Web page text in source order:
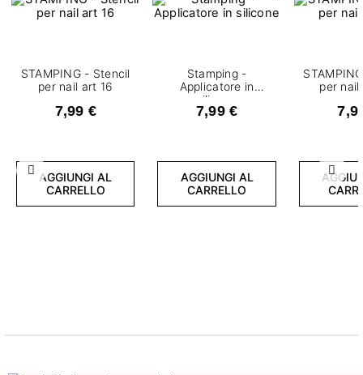
Precedente
STAMPING - Stencil
per nail art 16
7,99 €
AGGIUNGI AL
CARRELLO
Stamping -
Applicatore in
silicone
7,99 €
AGGIUNGI AL
CARRELLO
per